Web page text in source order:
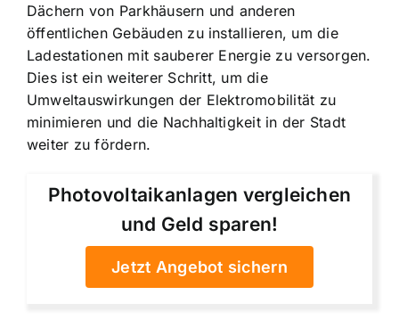
Dächern von Parkhäusern und anderen
öffentlichen Gebäuden zu installieren, um die
Ladestationen mit sauberer Energie zu versorgen.
Dies ist ein weiterer Schritt, um die
Umweltauswirkungen der Elektromobilität zu
minimieren und die Nachhaltigkeit in der Stadt
weiter zu fördern.
Photovoltaikanlagen vergleichen
und Geld sparen!
Jetzt Angebot sichern